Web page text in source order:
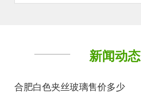
新闻动态
合肥白色夹丝玻璃售价多少